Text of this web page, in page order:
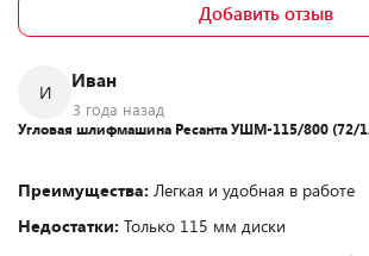
Добавить отзыв
И
Иван
3 года назад
Угловая шлифмашина Ресанта УШМ-115/800 (72/
Преимущества: Легкая и удобная в работе
Недостатки: Только 115 мм диски